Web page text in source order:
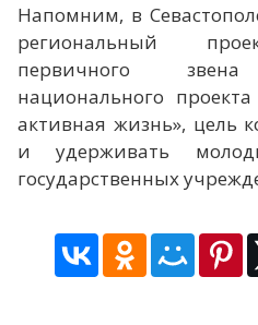
Напомним, в
региональный
первичного звена
национального
активная жизнь», цель
и удерживать
государственных